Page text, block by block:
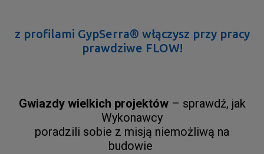
z profilami GypSerra® włączysz przy pracy
prawdziwe FLOW!
Gwiazdy wielkich projektów– sprawdź, jak
Wykonawcy
poradzili sobie z misją niemożliwą na
budowie